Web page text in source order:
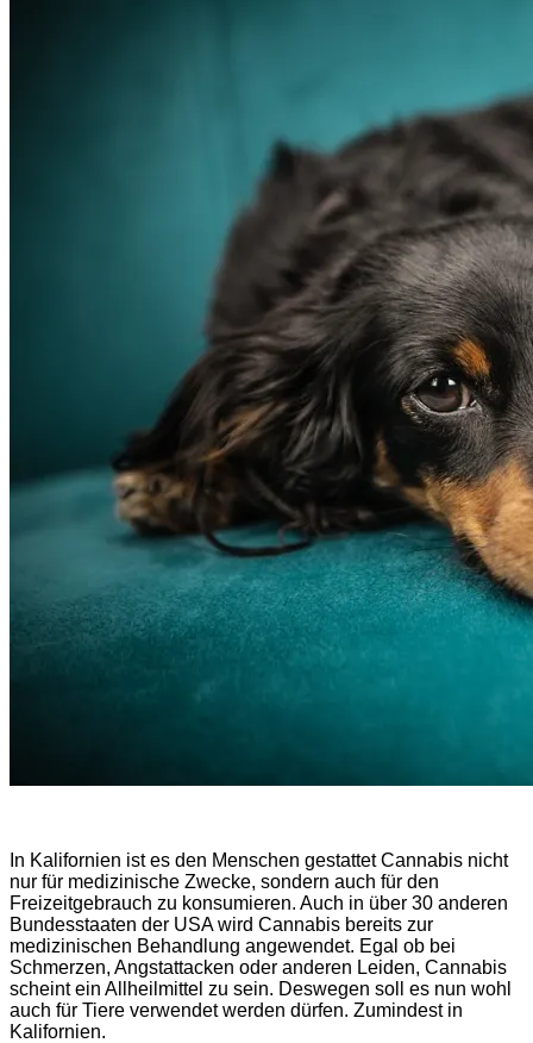
In Kalifornien ist es den Menschen gestattet Cannabis nicht
nur für medizinische Zwecke, sondern auch für den
Freizeitgebrauch zu konsumieren. Auch in über 30 anderen
Bundesstaaten der USA wird Cannabis bereits zur
medizinischen Behandlung angewendet. Egal ob bei
Schmerzen, Angstattacken oder anderen Leiden, Cannabis
scheint ein Allheilmittel zu sein. Deswegen soll es nun wohl
auch für Tiere verwendet werden dürfen. Zumindest in
Kalifornien.